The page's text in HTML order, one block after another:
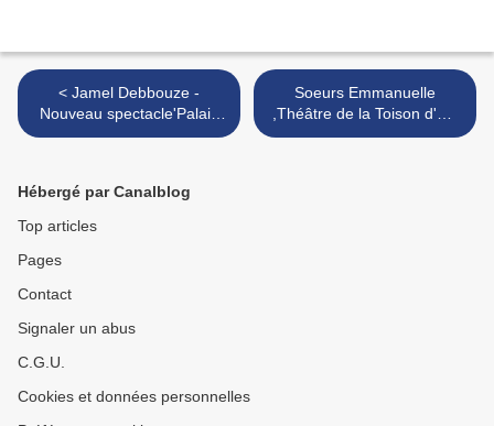
< Jamel Debbouze -
Nouveau spectacle'Palais
des beaux arts de charleroi
Soeurs Emmanuelle
,Théâtre de la Toison d'Or,
Avec Laurence Bibot >
Hébergé par Canalblog
Top articles
Pages
Contact
Signaler un abus
C.G.U.
Cookies et données personnelles